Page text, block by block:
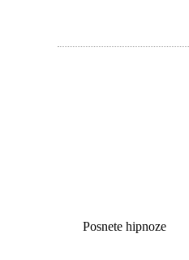
Posnete hipnoze